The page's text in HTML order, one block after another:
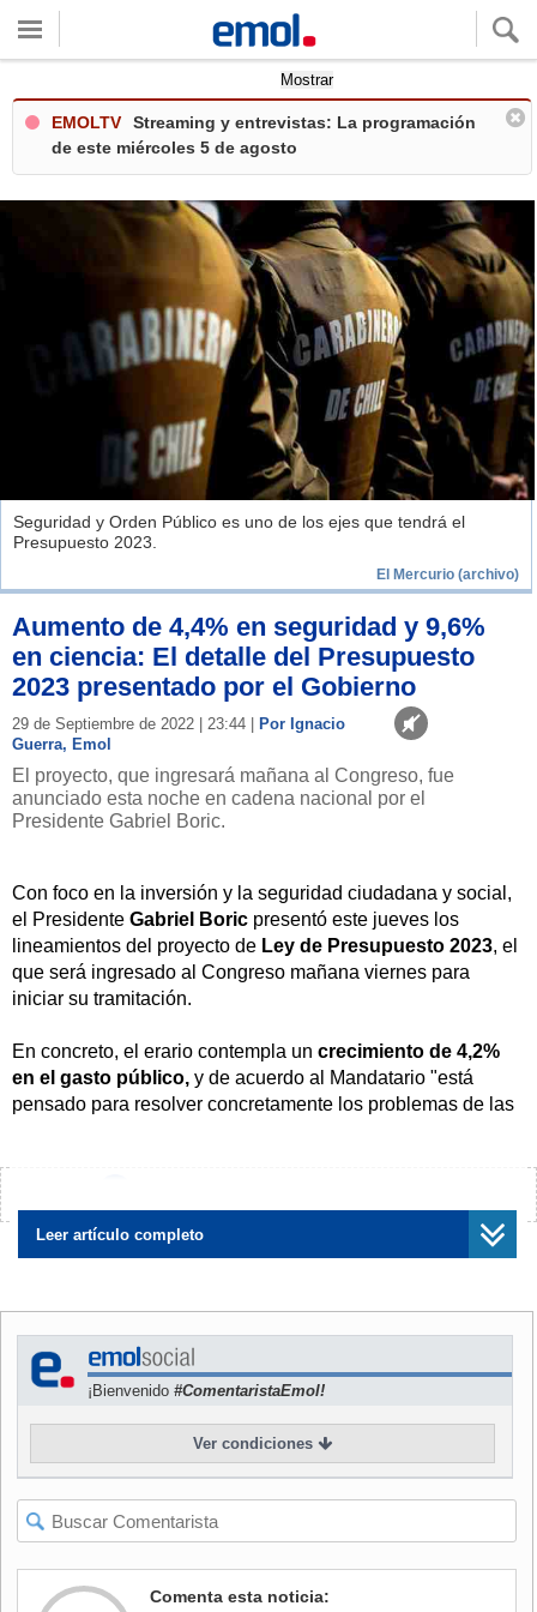
Mostrar
EMOLTV
Streaming y entrevistas: La programación
de este miércoles 5 de agosto
Seguridad y Orden Público es uno de los ejes que tendrá el
Presupuesto 2023.
El Mercurio (archivo)
Aumento de 4,4% en seguridad y 9,6%
en ciencia: El detalle del Presupuesto
2023 presentado por el Gobierno
29 de Septiembre de 2022 | 23:44 |
Por Ignacio
Guerra, Emol
El proyecto, que ingresará mañana al Congreso, fue
anunciado esta noche en cadena nacional por el
Presidente Gabriel Boric.
Con foco en la inversión y la seguridad ciudadana y social,
el Presidente Gabriel Boric presentó este jueves los
lineamientos del proyecto de Ley de Presupuesto 2023, el
que será ingresado al Congreso mañana viernes para
iniciar su tramitación.
En concreto, el erario contempla un crecimiento de 4,2%
en el gasto público, y de acuerdo al Mandatario "está
pensado para resolver concretamente los problemas de las
seguridad económica, seguridad ciudadana y seguridad
social-, hay una serie de otros puntos destacables del
proyecto, como los relativos a la ciencia y al financiamiento
OBRA PÚBLICAS
En Obras Públicas se destinarán$1,6 billones para un
Programa de Infraestructura para el Desarrollo, que
"permitirá seguir mejorando y construyendo carreteras,
puentes y aeropuertos a lo largo y ancho de todo Chile".
"Esta inversión permitirá, por ejemplo, avanzar en nuestra
los aluviones en la quebrada de Paipote en Atacama; para
Leer artículo completo
¡Bienvenido #ComentaristaEmol!
Ver condiciones
Comenta esta noticia: